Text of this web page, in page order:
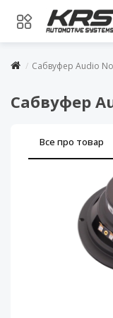
Сабвуфер Audio
Сабвуфер
Все про товар